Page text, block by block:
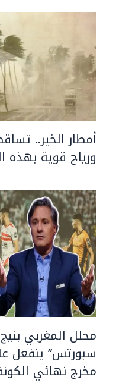
أمطار الخير..
ورياح قوية بهذه
محلل المغربي
سبورتس” ينفعل
مخرج نهائي